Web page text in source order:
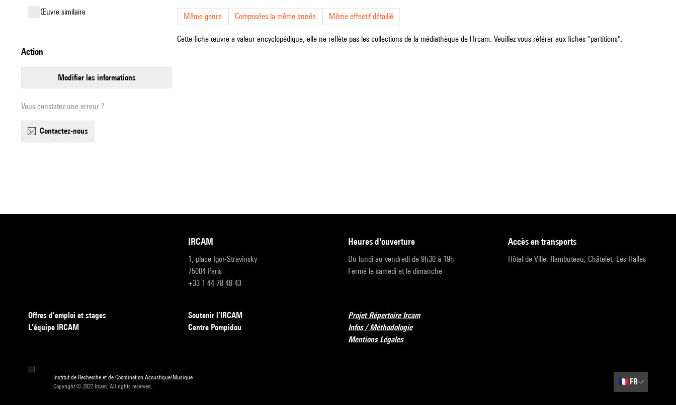
œuvre similaire
action
modifier les informations
Vous constatez une erreur ?
contactez-nous
Même genre Composées la même année Même effectif détaillé
Cette fiche œuvre a valeur encyclopédique, elle ne reflète pas les collections de la médiathèque de l'Ircam. Veuillez vous référer aux fiches "partitions".
IRCAM
1, place Igor-Stravinsky
75004 Paris
+33 1 44 78 48 43
heures d'ouverture
Du lundi au vendredi de 9h30 à 19h
Fermé le samedi et le dimanche
accès en transports
Hôtel de Ville, Rambuteau, Châtelet, Les Halles
Offres d’emploi et stages
L’équipe IRCAM
Soutenir l’IRCAM
Centre Pompidou
Projet Répertoire Ircam
Infos / Méthodologie
Mentions Légales
Institut de Recherche et de Coordination Acoustique/Musique
Copyright © 2022 Ircam. All rights reserved.
🇫🇷 FR